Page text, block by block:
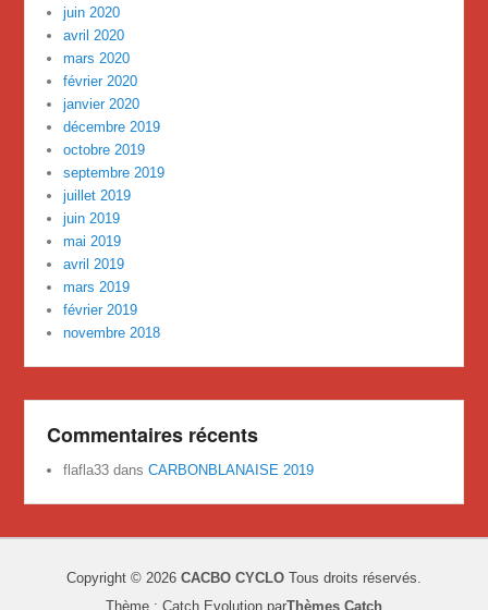
juin 2020
avril 2020
mars 2020
février 2020
janvier 2020
décembre 2019
octobre 2019
septembre 2019
juillet 2019
juin 2019
mai 2019
avril 2019
mars 2019
février 2019
novembre 2018
Commentaires récents
flafla33 dansCARBONBLANAISE 2019
Copyright © 2026 CACBO CYCLO Tous droits réservés.
Thème : Catch Evolution parThèmes Catch